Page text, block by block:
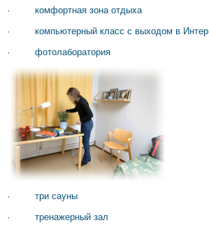
· комфортная зона отдыха
· компьютерный класс с выходом в
· фотолаборатория
· три сауны
· тренажерный зал